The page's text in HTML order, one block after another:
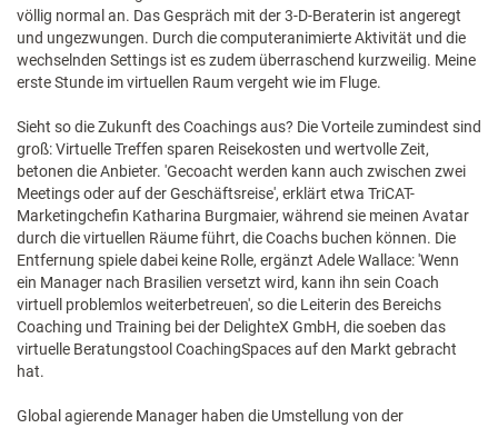
völlig normal an. Das Gespräch mit der 3-D-Beraterin ist angeregt
und ungezwungen. Durch die computeranimierte Aktivität und die
wechselnden Settings ist es zudem überraschend kurzweilig. Meine
erste Stunde im virtuellen Raum vergeht wie im Fluge.
Sieht so die Zukunft des Coachings aus? Die Vorteile zumindest sind
groß: Virtuelle Treffen sparen Reisekosten und wertvolle Zeit,
betonen die Anbieter. 'Gecoacht werden kann auch zwischen zwei
Meetings oder auf der Geschäftsreise', erklärt etwa TriCAT-
Marketingchefin Katharina Burgmaier, während sie meinen Avatar
durch die virtuellen Räume führt, die Coachs buchen können. Die
Entfernung spiele dabei keine Rolle, ergänzt Adele Wallace: 'Wenn
ein Manager nach Brasilien versetzt wird, kann ihn sein Coach
virtuell problemlos weiterbetreuen', so die Leiterin des Bereichs
Coaching und Training bei der DelighteX GmbH, die soeben das
virtuelle Beratungstool Coaching­Spaces auf den Markt gebracht
hat.
Global agierende Manager haben die Umstellung von der